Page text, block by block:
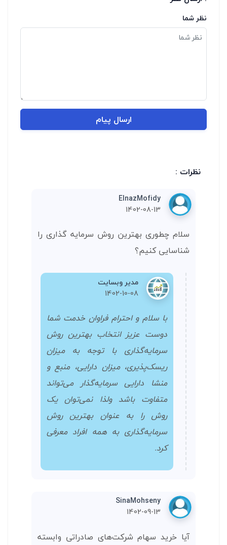
نظر شما
ارسال پیام
نظرات :
ElnazMofidy
1402-08-13
سلام چطوری بهترین روش سرمایه گذاری را
شناسایی کنیم؟
مدیر وبسایت
1402-10-08
با سلام و احترام فراوان خدمت شما
دوست عزیز انتخاب بهترین روش
سرمایه‌گذاری با توجه به میزان
ریسک‌پذیری، میزان دارایی، منبع و
منشا دارایی سرمایه‌گذار می‌تواند
متفاوت باشد ولذا نمی‌توان یک
روش را به عنوان بهترین روش
سرمایه‌گذاری به همه افراد معرفی
کرد.
SinaMohseny
1402-09-13
آیا خرید سهام شرکت‌های صادراتی وابسته